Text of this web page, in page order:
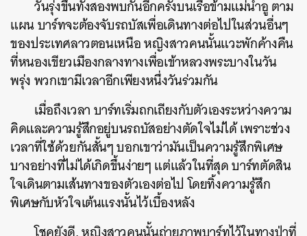
วันรุ่งขึ้นทั้งสองพบกันอีกครั้งบนเรือข้ามแม่น้ำอู ตาม
แผน บาร์ทจะต้องจับรถบัสเพื่อเดินทางต่อไปในส่วนอื่นๆ
ของประเทศลาวตอนเหนือ หญิงสาวคนนั้นแวะพักค้างคืน
ที่หนองเขียวเมืองกลางทางเพื่อเข้าหลวงพระบางในวัน
พรุ่ง พวกเขามีเวลาอีกเพียงหนึ่งวันร่วมกัน
เมื่อถึงเวลา บาร์ทเริ่มถกเถียงกับตัวเองระหว่างความ
คิดและความรู้สึกอยู่บนรถบัสอย่างตัดใจไม่ได้ เพราะช่วง
เวลาที่ใช้ด้วยกันสั้นๆ บอกเขาว่ามันเป็นความรู้สึกพิเศษ
บางอย่างที่ไม่ได้เกิดขึ้นง่ายๆ แต่แล้วในที่สุด บาร์ทตัดสิน
ใจเดินตามเส้นทางของตัวเองต่อไป โดยทิ้งความรู้สึก
พิเศษกับหัวใจเต้นแรงนั้นไว้เบื้องหลัง